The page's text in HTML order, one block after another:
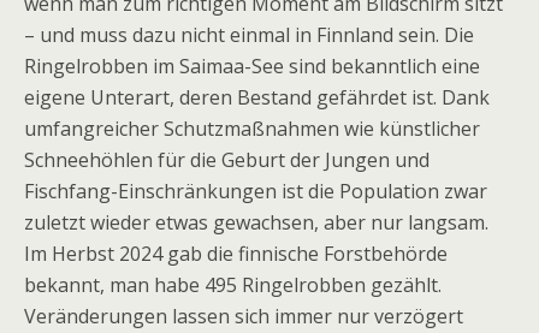
– und muss dazu nicht einmal in Finnland sein. Die
Ringelrobben im Saimaa-See sind bekanntlich eine
eigene Unterart, deren Bestand gefährdet ist. Dank
umfangreicher Schutzmaßnahmen wie künstlicher
Schneehöhlen für die Geburt der Jungen und
Fischfang-Einschränkungen ist die Population zwar
zuletzt wieder etwas gewachsen, aber nur langsam.
Im Herbst 2024 gab die finnische Forstbehörde
bekannt, man habe 495 Ringelrobben gezählt.
Veränderungen lassen sich immer nur verzögert